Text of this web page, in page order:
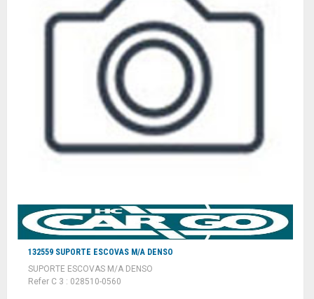
132559 SUPORTE ESCOVAS M/A DENSO
SUPORTE ESCOVAS M/A DENSO
Refer C 3 : 028510-0560